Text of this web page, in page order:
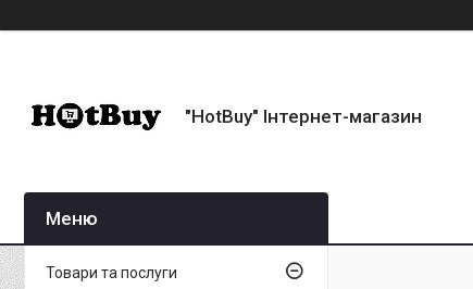
"HotBuy" Інтернет-магазин
Товари та послуги